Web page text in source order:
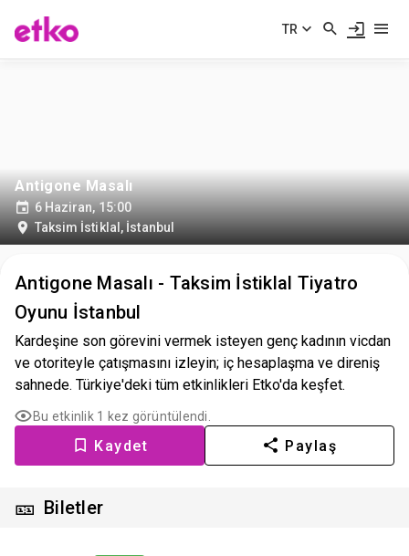
TR
Antigone Masalı
6 Haziran, 15:00
Taksim İstiklal , İstanbul
Antigone Masalı - Taksim İstiklal Tiyatro
Oyunu İstanbul
Kardeşine son görevini vermek isteyen genç kadının vicdan
ve otoriteyle çatışmasını izleyin; iç hesaplaşma ve direniş
sahnede. Türkiye'deki tüm etkinlikleri Etko'da keşfet.
Bu etkinlik 1 kez görüntülendi.
Kaydet Paylaş
🎫 Biletler